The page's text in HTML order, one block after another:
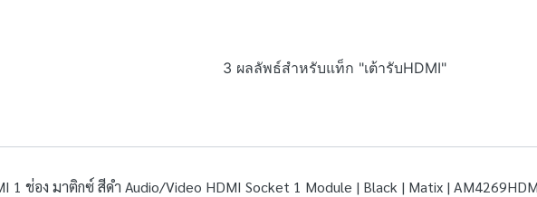
3 ผลลัพธ์สำหรับแท็ก "เต้ารับHDMI"
1 ช่อง มาติกซ์ สีดำ Audio/Video HDMI Socket 1 Module | Black | Matix |